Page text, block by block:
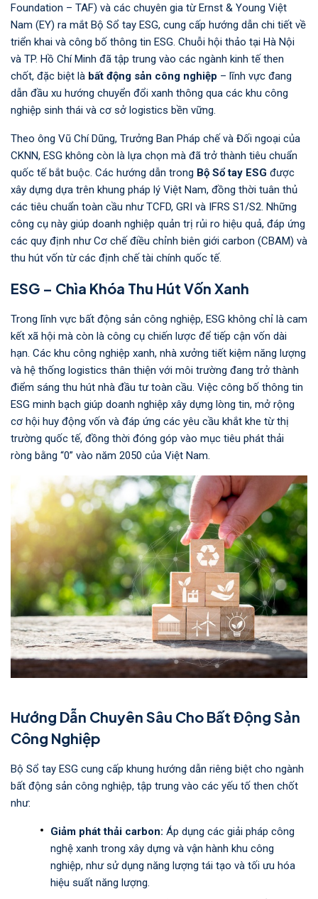
Foundation – TAF) và các chuyên gia từ Ernst & Young Việt
Nam (EY) ra mắt Bộ Sổ tay ESG, cung cấp hướng dẫn chi tiết về
triển khai và công bố thông tin ESG. Chuỗi hội thảo tại Hà Nội
và TP. Hồ Chí Minh đã tập trung vào các ngành kinh tế then
chốt, đặc biệt là bất động sản công nghiệp – lĩnh vực đang
dẫn đầu xu hướng chuyển đổi xanh thông qua các khu công
nghiệp sinh thái và cơ sở logistics bền vững.
Theo ông Vũ Chí Dũng, Trưởng Ban Pháp chế và Đối ngoại của
CKNN, ESG không còn là lựa chọn mà đã trở thành tiêu chuẩn
quốc tế bắt buộc. Các hướng dẫn trong Bộ Sổ tay ESG được
xây dựng dựa trên khung pháp lý Việt Nam, đồng thời tuân thủ
các tiêu chuẩn toàn cầu như TCFD, GRI và IFRS S1/S2. Những
công cụ này giúp doanh nghiệp quản trị rủi ro hiệu quả, đáp ứng
các quy định như Cơ chế điều chỉnh biên giới carbon (CBAM) và
thu hút vốn từ các định chế tài chính quốc tế.
ESG – Chìa Khóa Thu Hút Vốn Xanh
Trong lĩnh vực bất động sản công nghiệp, ESG không chỉ là cam
kết xã hội mà còn là công cụ chiến lược để tiếp cận vốn dài
hạn. Các khu công nghiệp xanh, nhà xưởng tiết kiệm năng lượng
và hệ thống logistics thân thiện với môi trường đang trở thành
điểm sáng thu hút nhà đầu tư toàn cầu. Việc công bố thông tin
ESG minh bạch giúp doanh nghiệp xây dựng lòng tin, mở rộng
cơ hội huy động vốn và đáp ứng các yêu cầu khắt khe từ thị
trường quốc tế, đồng thời đóng góp vào mục tiêu phát thải
ròng bằng “0” vào năm 2050 của Việt Nam.
Hướng Dẫn Chuyên Sâu Cho Bất Động Sản
Công Nghiệp
Bộ Sổ tay ESG cung cấp khung hướng dẫn riêng biệt cho ngành
bất động sản công nghiệp, tập trung vào các yếu tố then chốt
như:
Giảm phát thải carbon: Áp dụng các giải pháp công
nghệ xanh trong xây dựng và vận hành khu công
nghiệp, như sử dụng năng lượng tái tạo và tối ưu hóa
hiệu suất năng lượng.